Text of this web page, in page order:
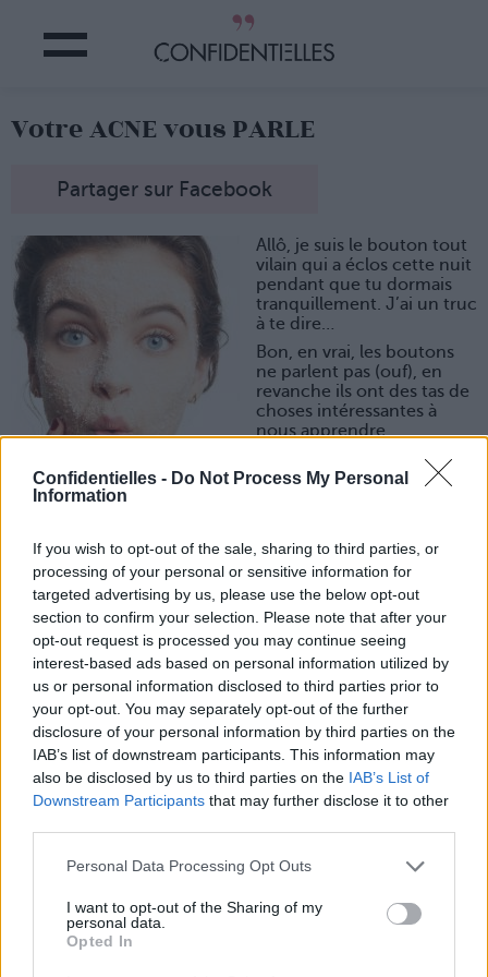
Confidentielles - Do Not Process My Personal
Information
If you wish to opt-out of the sale, sharing to third parties, or
processing of your personal or sensitive information for
targeted advertising by us, please use the below opt-out
section to confirm your selection. Please note that after your
opt-out request is processed you may continue seeing
interest-based ads based on personal information utilized by
us or personal information disclosed to third parties prior to
your opt-out. You may separately opt-out of the further
disclosure of your personal information by third parties on the
IAB’s list of downstream participants. This information may
also be disclosed by us to third parties on the IAB’s List of
Downstream Participants that may further disclose it to other
Personal Data Processing Opt Outs
I want to opt-out of the Sharing of my
personal data.
Opted In
Votre ACNE vous PARLE
Partager sur Facebook
Allô, je suis le bouton tout
vilain qui a éclos cette nuit
pendant que tu dormais
tranquillement. J’ai un truc
à te dire…
Bon, en vrai, les boutons
ne parlent pas (ouf), en
revanche ils ont des tas de
choses intéressantes à
nous apprendre…
1. Quand les boutons se logent sur le front
Il y a peut-être un hic avec vos produits coiffants, ou
votre frange provoque un excès de sébum à ce niveau.
Les points noirs à cet endroit peuvent aussi être le signe
d’un manque de sommeil ou d’une mauvaise digestion.
Pour vous en débarrasser, buvez beaucoup d’eau pour
éliminer les toxines, et utilisez un soin nettoyant non-
gras.
2. Quand l’acné envahit vos joues et le contour des yeux
Les causes les plus fréquentes à ce type d’acné sont une